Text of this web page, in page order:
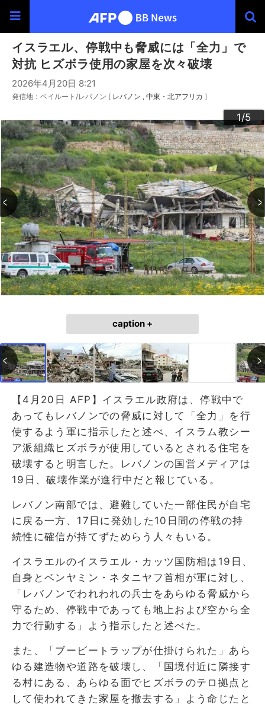
イスラエル、停戦中も脅威には「全力」で
対抗 ヒズボラ使用の家屋を次々破壊
2026年4月20日 8:21
発信地：ベイルート/レバノン [ レバノン 中東・北アフリカ ]
1/5
2/5
3/5
4/5
5/5
caption +
【4月20日 AFP】イスラエル政府は、停戦中で
あってもレバノンでの脅威に対して「全力」を行
使するよう軍に指示したと述べ、イスラム教シー
ア派組織ヒズボラが使用しているとされる住宅を
破壊すると明言した。レバノンの国営メディアは
19日、破壊作業が進行中だと報じている。
レバノン南部では、避難していた一部住民が自宅
に戻る一方、17日に発効した10日間の停戦の持
続性に確信が持てずためらう人々もいる。
イスラエルのイスラエル・カッツ国防相は19日、
自身とベンヤミン・ネタニヤフ首相が軍に対し、
「レバノンでわれわれの兵士をあらゆる脅威から
守るため、停戦中であっても地上および空から全
力で行動する」よう指示したと述べた。
また、「ブービートラップが仕掛けられた」あら
ゆる建造物や道路を破壊し、「国境付近に隣接す
る村にある、あらゆる面でヒズボラのテロ拠点と
して使われてきた家屋を撤去する」よう命じたと